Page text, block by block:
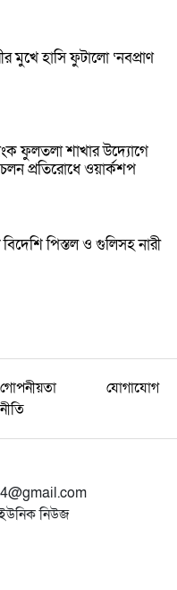
মুখে হাসি ফুটালো ‘নবপ্রাণ
ফুলতলা শাখার উদ্যোগে
প্রতিরোধে ওয়ার্কশপ
পিস্তল ও গুলিসহ নারী
গোপনীয়তা
নীতি
যোগাযোগ
নিউজ